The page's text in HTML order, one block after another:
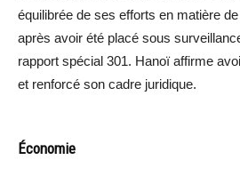
équilibrée de ses efforts en matière
après avoir été placé sous
rapport spécial 301. Hanoï affirme
et renforcé son cadre juridique.
Économie